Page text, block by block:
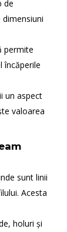
de
permite
încăperile
un aspect
valoarea
sunt linii
Acesta
holuri și